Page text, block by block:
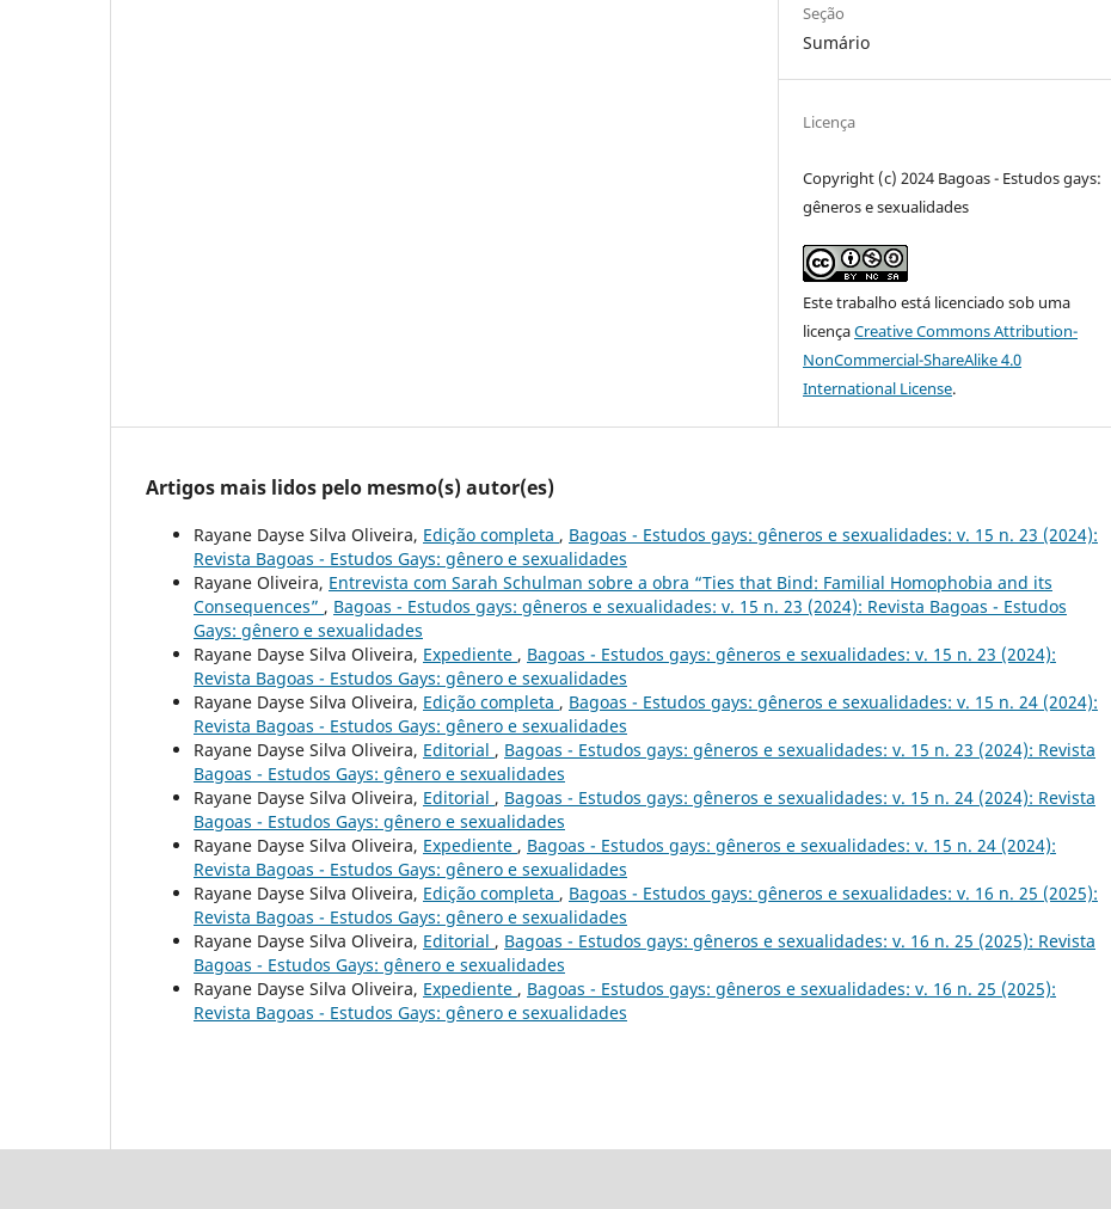
Seção
Sumário
Licença
Copyright (c) 2024 Bagoas - Estudos gays:
gêneros e sexualidades
Este trabalho está licenciado sob uma
licençaCreative Commons Attribution-
NonCommercial-ShareAlike 4.0
International License.
Artigos mais lidos pelo mesmo(s) autor(es)
Rayane Dayse Silva Oliveira, Edição completa , Bagoas - Estudos gays: gêneros e sexualidades: v. 15 n. 23 (2024):
Revista Bagoas - Estudos Gays: gênero e sexualidades
Rayane Oliveira, Entrevista com Sarah Schulman sobre a obra “Ties that Bind: Familial Homophobia and its
Consequences” , Bagoas - Estudos gays: gêneros e sexualidades: v. 15 n. 23 (2024): Revista Bagoas - Estudos
Gays: gênero e sexualidades
Rayane Dayse Silva Oliveira, Expediente , Bagoas - Estudos gays: gêneros e sexualidades: v. 15 n. 23 (2024):
Revista Bagoas - Estudos Gays: gênero e sexualidades
Rayane Dayse Silva Oliveira, Edição completa , Bagoas - Estudos gays: gêneros e sexualidades: v. 15 n. 24 (2024):
Revista Bagoas - Estudos Gays: gênero e sexualidades
Rayane Dayse Silva Oliveira, Editorial , Bagoas - Estudos gays: gêneros e sexualidades: v. 15 n. 23 (2024): Revista
Bagoas - Estudos Gays: gênero e sexualidades
Rayane Dayse Silva Oliveira, Editorial , Bagoas - Estudos gays: gêneros e sexualidades: v. 15 n. 24 (2024): Revista
Bagoas - Estudos Gays: gênero e sexualidades
Rayane Dayse Silva Oliveira, Expediente , Bagoas - Estudos gays: gêneros e sexualidades: v. 15 n. 24 (2024):
Revista Bagoas - Estudos Gays: gênero e sexualidades
Rayane Dayse Silva Oliveira, Edição completa , Bagoas - Estudos gays: gêneros e sexualidades: v. 16 n. 25 (2025):
Revista Bagoas - Estudos Gays: gênero e sexualidades
Rayane Dayse Silva Oliveira, Editorial , Bagoas - Estudos gays: gêneros e sexualidades: v. 16 n. 25 (2025): Revista
Bagoas - Estudos Gays: gênero e sexualidades
Rayane Dayse Silva Oliveira, Expediente , Bagoas - Estudos gays: gêneros e sexualidades: v. 16 n. 25 (2025):
Revista Bagoas - Estudos Gays: gênero e sexualidades